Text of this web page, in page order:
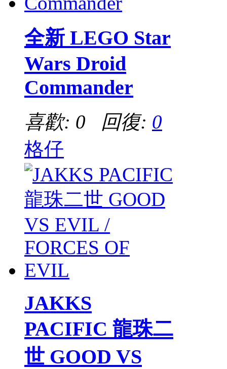
全新 LEGO Star
Wars Droid
Commander
喜歡: 0 回復: 0
格仔
JAKKS
PACIFIC 龍珠二
世 GOOD VS